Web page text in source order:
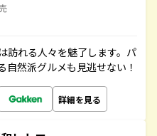
訪れる人々を魅了します。パ
自然派グルメも見逃せない！
詳細を見る